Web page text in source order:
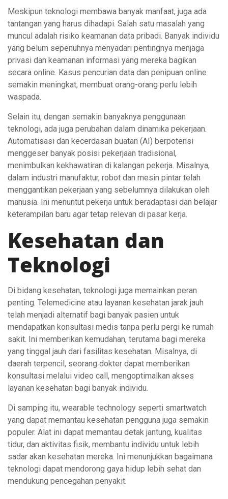
Meskipun teknologi membawa banyak manfaat, juga ada
tantangan yang harus dihadapi. Salah satu masalah yang
muncul adalah risiko keamanan data pribadi. Banyak individu
yang belum sepenuhnya menyadari pentingnya menjaga
privasi dan keamanan informasi yang mereka bagikan
secara online. Kasus pencurian data dan penipuan online
semakin meningkat, membuat orang-orang perlu lebih
waspada.
Selain itu, dengan semakin banyaknya penggunaan
teknologi, ada juga perubahan dalam dinamika pekerjaan.
Automatisasi dan kecerdasan buatan (AI) berpotensi
menggeser banyak posisi pekerjaan tradisional,
menimbulkan kekhawatiran di kalangan pekerja. Misalnya,
dalam industri manufaktur, robot dan mesin pintar telah
menggantikan pekerjaan yang sebelumnya dilakukan oleh
manusia. Ini menuntut pekerja untuk beradaptasi dan belajar
keterampilan baru agar tetap relevan di pasar kerja.
Kesehatan dan
Teknologi
Di bidang kesehatan, teknologi juga memainkan peran
penting. Telemedicine atau layanan kesehatan jarak jauh
telah menjadi alternatif bagi banyak pasien untuk
mendapatkan konsultasi medis tanpa perlu pergi ke rumah
sakit. Ini memberikan kemudahan, terutama bagi mereka
yang tinggal jauh dari fasilitas kesehatan. Misalnya, di
daerah terpencil, seorang dokter dapat memberikan
konsultasi melalui video call, mengoptimalkan akses
layanan kesehatan bagi banyak individu.
Di samping itu, wearable technology seperti smartwatch
yang dapat memantau kesehatan pengguna juga semakin
populer. Alat ini dapat memantau detak jantung, kualitas
tidur, dan aktivitas fisik, membantu individu untuk lebih
sadar akan kesehatan mereka. Ini menunjukkan bagaimana
teknologi dapat mendorong gaya hidup lebih sehat dan
mendukung pencegahan penyakit.